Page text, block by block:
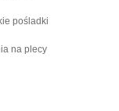
pośladki
na plecy